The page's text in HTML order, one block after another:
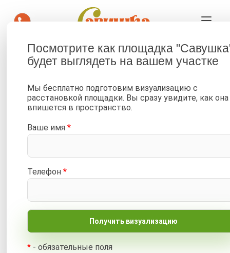
Савушка Тусун 3 плюс с
Главная — Портфолио — Фото от клиентов —
Детские площадки Савушка Тусун
Сортировать по: Дата
Посмотрите как площадка
будет выглядеть на вашем участке
Мы бесплатно подготовим визуализацию с
расстановкой площадки. Вы сразу увидите, как она
впишется в пространство.
Ваше имя *
Телефон *
* - обязательные поля